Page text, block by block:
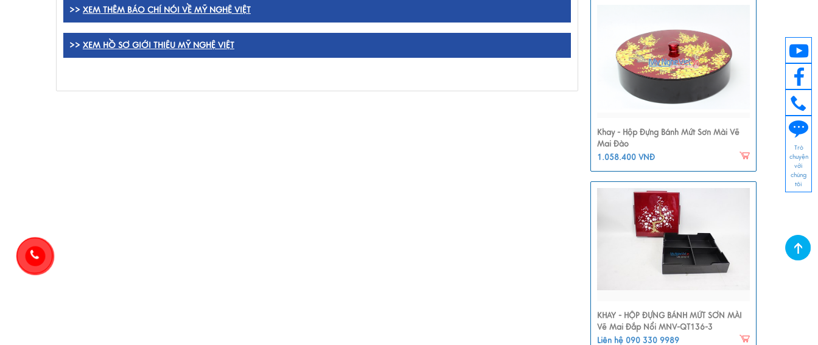
>> XEM THÊM BÁO CHÍ NÓI VỀ MỸ NGHỆ VIỆT
>> XEM HỒ SƠ GIỚI THIỆU MỸ NGHỆ VIỆT
Khay - Hộp Đựng Bánh Mứt Sơn Mài Vẽ
Mai Đào
1.058.400 VNĐ
KHAY - HỘP ĐỰNG BÁNH MỨT SƠN MÀI
Vẽ Mai Đắp Nổi MNV-QT136-3
Liên hệ 090 330 9989
Trò
chuyện
với
chúng
tôi